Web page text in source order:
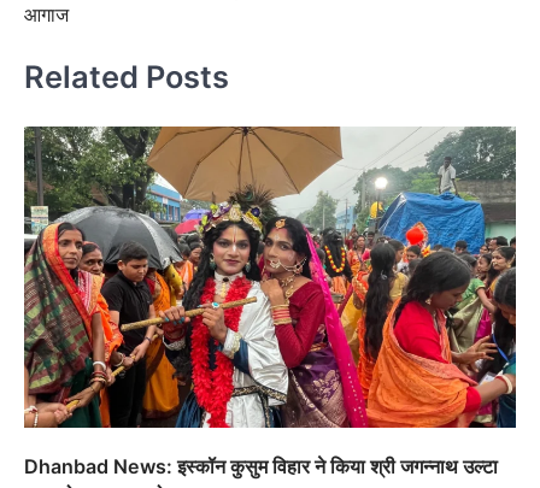
आगाज
Related Posts
Dhanbad News: इस्कॉन कुसुम विहार ने किया श्री जगन्नाथ उल्टा